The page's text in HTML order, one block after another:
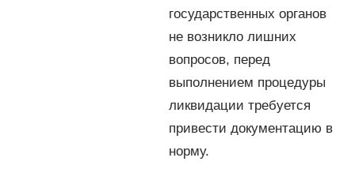
государственных органов
не возникло лишних
вопросов, перед
выполнением процедуры
ликвидации требуется
привести документацию в
норму.